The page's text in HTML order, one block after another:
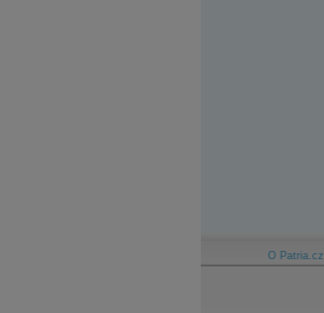
DATA EXPORT
Databanka - Akcie
O Patria.cz